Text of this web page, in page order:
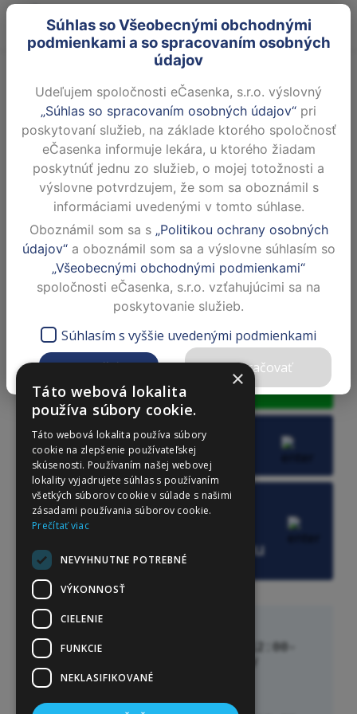
MUDr. Michaela
Bartakovičová
Všeobecná ambulancia pre
dospelých
Dnes neordinuje
P. Dobšinského 4380, 97901 Rimavská
ZOBRAZIŤ NA MAPE
Dovolenka od 24.8.- 28.8.2026
Dovolenka od 24.08.2026 do 28.08.2026
E-shop, recept,
výsledok
Krátka správa pre
presunutie termínu
Cena služby: 1,80 € s DPH
ORDINAČNÉ HODINY
Pondelok: 07:00-11:30 || 12:00-
17:00 Preventívne prehliadky
Súhlas so Všeobecnými obchodnými
podmienkami a so spracovaním osobných
údajov
Udeľujem spoločnosti eČasenka, s.r.o. výslovný
„Súhlas so spracovaním osobných údajov“ pri
poskytovaní služieb, na základe ktorého spoločnosť
eČasenka informuje lekára, u ktorého žiadam
poskytnúť jednu zo služieb, o mojej totožnosti a
výslovne potvrdzujem, že som sa oboznámil s
informáciami uvedenými v tomto súhlase.
Oboznámil som sa s „Politikou ochrany osobných
údajov“a oboznámil som sa a výslovne súhlasím so
„Všeobecnými obchodnými podmienkami“
spoločnosti eČasenka, s.r.o. vzťahujúcimi sa na
poskytovanie služieb.
Súhlasím s vyššie uvedenými podmienkami
Pokračovať
Zrušiť ×
Táto webová lokalita
používa súbory cookie.
Táto webová lokalita používa súbory
cookie na zlepšenie používateľskej
skúsenosti. Používaním našej webovej
lokality vyjadrujete súhlas s používaním
všetkých súborov cookie v súlade s našimi
zásadami používania súborov cookie.
Prečítať viac
NEVYHNUTNE POTREBNÉ
VÝKONNOSŤ
CIELENIE
FUNKCIE
NEKLASIFIKOVANÉ